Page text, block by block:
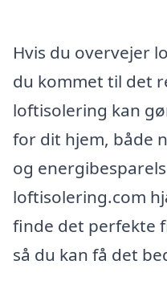
Hvis du overvejer
du kommet til det
loftisolering kan
for dit hjem, både
og
loftisolering.com
finde det perfekte
så du kan få det